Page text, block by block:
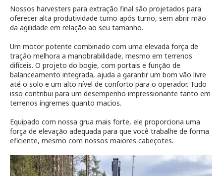
Nossos harvesters para extração final são projetados para
oferecer alta produtividade turno após turno, sem abrir mão
da agilidade em relação ao seu tamanho.
Um motor potente combinado com uma elevada força de
tração melhora a manobrabilidade, mesmo em terrenos
difíceis. O projeto do bogie, com portais e função de
balanceamento integrada, ajuda a garantir um bom vão livre
até o solo e um alto nível de conforto para o operador. Tudo
isso contribui para um desempenho impressionante tanto em
terrenos íngremes quanto macios.
Equipado com nossa grua mais forte, ele proporciona uma
força de elevação adequada para que você trabalhe de forma
eficiente, mesmo com nossos maiores cabeçotes.